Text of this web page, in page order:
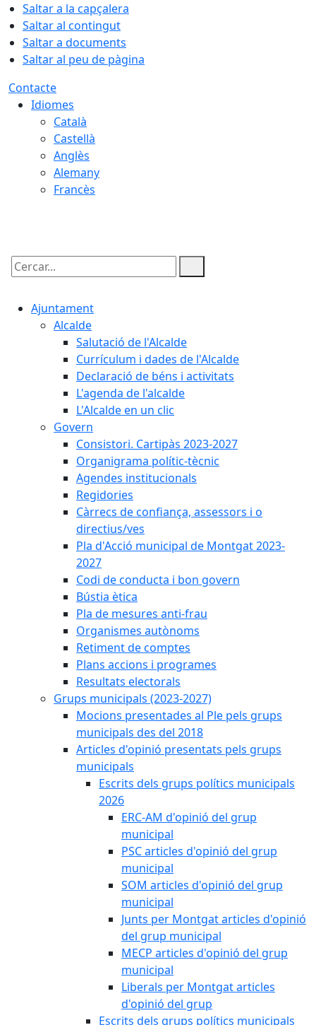
Saltar a la capçalera
Saltar al contingut
Saltar a documents
Saltar al peu de pàgina
Contacte
Idiomes
Català
Castellà
Anglès
Alemany
Francès
Cercar:
Ajuntament
Alcalde
Salutació de l'Alcalde
Currículum i dades de l'Alcalde
Declaració de béns i activitats
L'agenda de l'alcalde
L'Alcalde en un clic
Govern
Consistori. Cartipàs 2023-2027
Organigrama polític-tècnic
Agendes institucionals
Regidories
Càrrecs de confiança, assessors i o
directius/ves
Pla d'Acció municipal de Montgat 2023-
2027
Codi de conducta i bon govern
Bústia ètica
Pla de mesures anti-frau
Organismes autònoms
Retiment de comptes
Plans accions i programes
Resultats electorals
Grups municipals (2023-2027)
Mocions presentades al Ple pels grups
municipals des del 2018
Articles d'opinió presentats pels grups
municipals
Escrits dels grups polítics municipals
2026
ERC-AM d'opinió del grup
municipal
PSC articles d'opinió del grup
municipal
SOM articles d'opinió del grup
municipal
Junts per Montgat articles d'opinió
del grup municipal
MECP articles d'opinió del grup
municipal
Liberals per Montgat articles
d'opinió del grup
Escrits dels grups polítics municipals